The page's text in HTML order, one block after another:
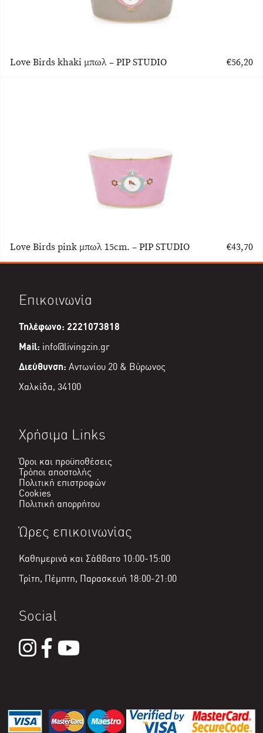
Love Birds khaki μπωλ – PIP STUDIO €56,20
Love Birds pink μπωλ 15cm. – PIP STUDIO €43,70
Επικοινωνία
Τηλέφωνο: 2221073818
Mail: info@livingzin.gr
Διεύθυνση: Αντωνίου 20 & Βύρωνος
Χαλκίδα, 34100
Χρήσιμα Links
Όροι και προϋποθέσεις
Τρόποι αποστολής
Πολιτική επιστροφών
Cookies
Πολιτική απορρήτου
Ώρες επικοινωνίας
Καθημερινά και Σάββατο 10:00-15:00
Τρίτη, Πέμπτη, Παρασκευή 18:00-21:00
Social